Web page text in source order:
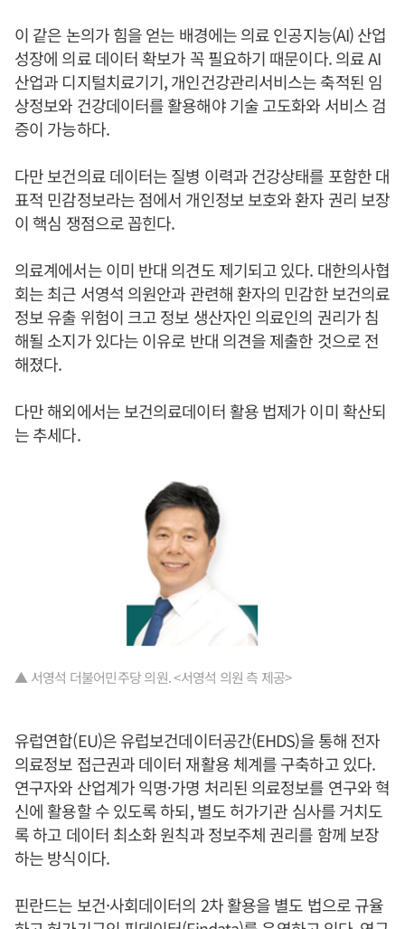
이 같은 논의가 힘을 얻는 배경에는 의료 인공지능(AI) 산업
성장에 의료 데이터 확보가 꼭 필요하기 때문이다. 의료 AI
산업과 디지털치료기기, 개인건강관리서비스는 축적된 임
상정보와 건강데이터를 활용해야 기술 고도화와 서비스 검
증이 가능하다.
다만 보건의료 데이터는 질병 이력과 건강상태를 포함한 대
표적 민감정보라는 점에서 개인정보 보호와 환자 권리 보장
이 핵심 쟁점으로 꼽힌다.
의료계에서는 이미 반대 의견도 제기되고 있다. 대한의사협
회는 최근 서영석 의원안과 관련해 환자의 민감한 보건의료
정보 유출 위험이 크고 정보 생산자인 의료인의 권리가 침
해될 소지가 있다는 이유로 반대 의견을 제출한 것으로 전
해졌다.
다만 해외에서는 보건의료데이터 활용 법제가 이미 확산되
는 추세다.
▲ 서영석 더불어민주당 의원. <서영석 의원 측 제공>
유럽연합(EU)은 유럽보건데이터공간(EHDS)을 통해 전자
의료정보 접근권과 데이터 재활용 체계를 구축하고 있다.
연구자와 산업계가 익명·가명 처리된 의료정보를 연구와 혁
신에 활용할 수 있도록 하되, 별도 허가기관 심사를 거치도
록 하고 데이터 최소화 원칙과 정보주체 권리를 함께 보장
하는 방식이다.
핀란드는 보건·사회데이터의 2차 활용을 별도 법으로 규율